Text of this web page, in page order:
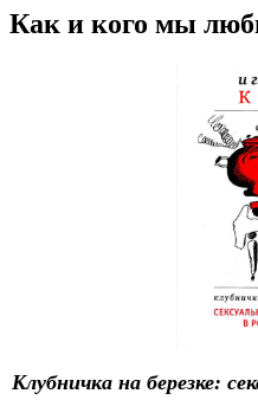
Как и кого мы
Клубничка на березке: